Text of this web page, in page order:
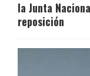
la Junta
reposición